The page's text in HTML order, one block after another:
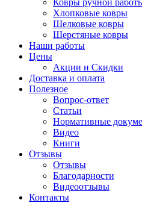
Ковры ручной
Хлопковые ковры
Шелковые ковры
Шерстяные ковры
Наши работы
Цены
Акции и Скидки
Доставка и оплата
Полезное
Вопрос-ответ
Статьи
Нормативные
Видео
Книги
Отзывы
Отзывы
Благодарности
Видеоотзывы
Контакты